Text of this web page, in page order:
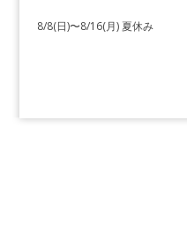
8/8(日)〜8/16(月) 夏休み